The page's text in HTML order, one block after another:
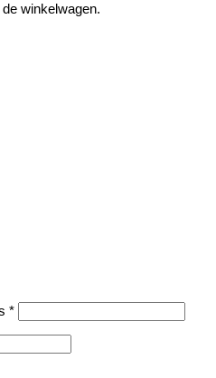
winkelwagen.
*Vereist